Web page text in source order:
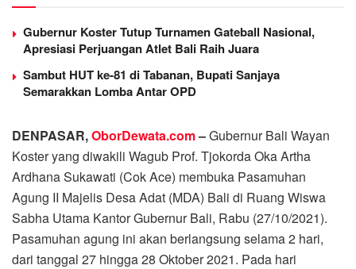
Gubernur Koster Tutup Turnamen Gateball Nasional,
Apresiasi Perjuangan Atlet Bali Raih Juara
Sambut HUT ke-81 di Tabanan, Bupati Sanjaya
Semarakkan Lomba Antar OPD
DENPASAR,OborDewata.com–Gubernur Bali Wayan
Koster yang diwakili Wagub Prof. Tjokorda Oka Artha
Ardhana Sukawati (Cok Ace) membuka Pasamuhan
Agung II Majelis Desa Adat (MDA) Bali di Ruang Wiswa
Sabha Utama Kantor Gubernur Bali, Rabu (27/10/2021).
Pasamuhan agung ini akan berlangsung selama 2 hari,
dari tanggal 27 hingga 28 Oktober 2021. Pada hari